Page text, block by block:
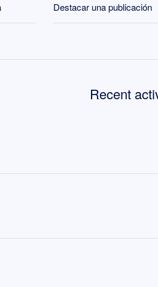
Destacar una publicación
Recent